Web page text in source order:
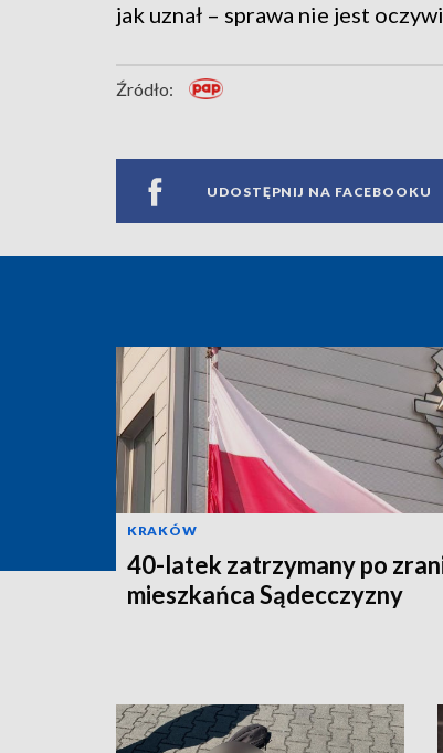
jak uznał – sprawa nie jest
Źródło:
UDOSTĘPNIJ NA FACEBOOKU
KRAKÓW
40-latek zatrzymany po
mieszkańca Sądecczyzny